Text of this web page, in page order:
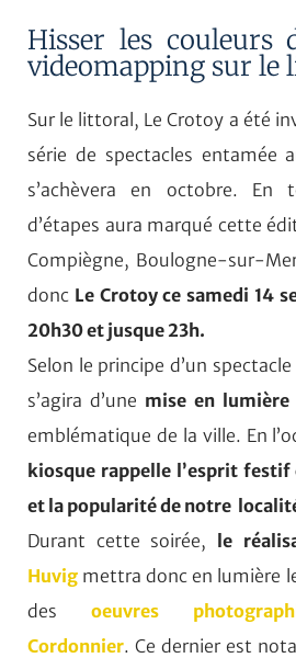
Hisser les couleurs
videomapping sur le
Sur le littoral, Le Crotoy a été
série de spectacles entamée
s’achèvera en octobre. En
d’étapes aura marqué cette
Compiègne, Boulogne-sur-
donc Le Crotoy ce samedi 14
20h30 et jusque 23h.
Selon le principe d’un
s’agira d’une mise en
emblématique de la ville. En
kiosque rappelle l’esprit
et la popularité de notre
Durant cette soirée, le
Huvig mettra donc en lumière
des oeuvres
Cordonnier. Ce dernier est